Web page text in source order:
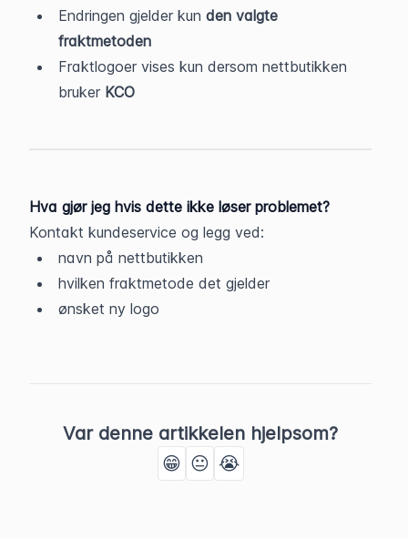
Endringen gjelder kun den valgte
fraktmetoden
Fraktlogoer vises kun dersom nettbutikken
bruker KCO
Hva gjør jeg hvis dette ikke løser problemet?
Kontakt kundeservice og legg ved:
navn på nettbutikken
hvilken fraktmetode det gjelder
ønsket ny logo
Var denne artikkelen hjelpsom?
😁 😐 😭